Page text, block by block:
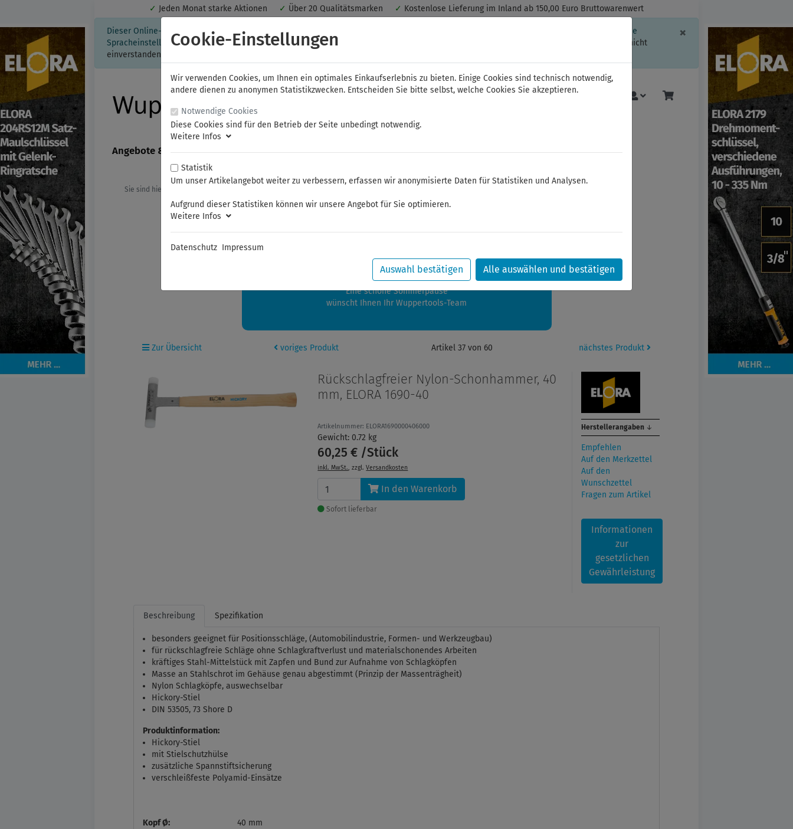
✓ Jeden Monat starke Aktionen ✓ Über 20 Qualitätsmarken ✓ Kostenlose Lieferung im Inland ab 150,00 Euro Bruttowarenwert
× Schließen
Dieser Online-Shop verwendet Cookies für ein optimales Einkaufserlebnis. Dabei werden beispielsweise die Session-Informationen oder die
Spracheinstellung auf Ihrem Rechner gespeichert. Ohne Cookies ist der Funktionsumfang des Online-Shops eingeschränkt.
Sind Sie damit nicht
einverstanden, klicken Sie bitte hier.
Angebote & Neuheiten FAMAG NWS ELORA FELO Bauer & Böcker Mehr
Sie sind hier:
Sommerferien
zwischen 28.07.2026 und 21.08.2026 machen auch wir Urlaub.
Ihre Bestellungen in diesem Zeitraum werden ab dem 24.08.2026 verschickt.
Eine schöne Sommerpause
wünscht Ihnen Ihr Wuppertools-Team
Zur Übersicht voriges Produkt Artikel 37 von 60 nächstes Produkt
Rückschlagfreier Nylon-Schonhammer, 40
mm, ELORA 1690-40
Artikelnummer: ELORA1690000406000
Gewicht: 0.72 kg
60,25 € /Stück
inkl. MwSt., zzgl.Versandkosten
In den Warenkorb
Sofort lieferbar
Herstellerangaben ↓
Empfehlen
Auf den Merkzettel
Auf den
Wunschzettel
Fragen zum Artikel
Informationen
zur
gesetzlichen
Gewährleistung
Beschreibung Spezifikation
besonders geeignet für Positionsschläge, (Automobilindustrie, Formen- und Werkzeugbau)
für rückschlagfreie Schläge ohne Schlagkraftverlust und materialschonendes Arbeiten
kräftiges Stahl-Mittelstück mit Zapfen und Bund zur Aufnahme von Schlagköpfen
Masse an Stahlschrot im Gehäuse genau abgestimmt (Prinzip der Massenträgheit)
Nylon Schlagköpfe, auswechselbar
Hickory-Stiel
DIN 53505, 73 Shore D
Produktinformation:
Hickory-Stiel
mit Stielschutzhülse
zusätzliche Spannstiftsicherung
verschleißfeste Polyamid-Einsätze
Kopf Ø:
40 mm
Cookie-Einstellungen
Wir verwenden Cookies, um Ihnen ein optimales Einkaufserlebnis zu bieten. Einige Cookies sind technisch notwendig,
andere dienen zu anonymen Statistikzwecken. Entscheiden Sie bitte selbst, welche Cookies Sie akzeptieren.
Notwendige Cookies
Diese Cookies sind für den Betrieb der Seite unbedingt notwendig.
Weitere Infos
Statistik
Um unser Artikelangebot weiter zu verbessern, erfassen wir anonymisierte Daten für Statistiken und Analysen.
Aufgrund dieser Statistiken können wir unsere Angebot für Sie optimieren.
Weitere Infos
Datenschutz Impressum
Auswahl bestätigen Alle auswählen und bestätigen